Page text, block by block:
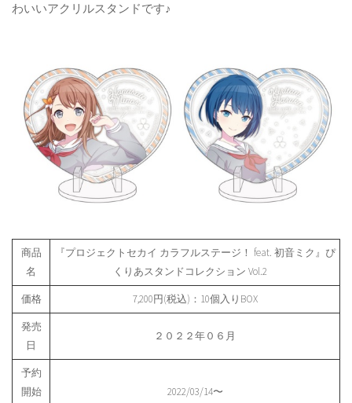
わいいアクリルスタンドです♪
商品
名
『プロジェクトセカイ カラフルステージ！ feat. 初音ミク』ぴ
くりあスタンドコレクション Vol.2
価格 7,200円(税込)：10個入りBOX
発売
日
２０２２年０６月
予約
開始
2022/03/14〜